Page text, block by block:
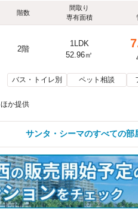
階数
間取り
専有面積
2階
1LDK
52.96㎡
バス・トイレ別 ペット相談
ほか提供
サンタ・シーマのすべての部